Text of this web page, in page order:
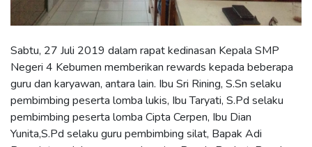
Sabtu, 27 Juli 2019 dalam rapat kedinasan Kepala SMP
Negeri 4 Kebumen memberikan rewards kepada beberapa
guru dan karyawan, antara lain. Ibu Sri Rining, S.Sn selaku
pembimbing peserta lomba lukis, Ibu Taryati, S.Pd selaku
pembimbing peserta lomba Cipta Cerpen, Ibu Dian
Yunita,S.Pd selaku guru pembimbing silat, Bapak Adi